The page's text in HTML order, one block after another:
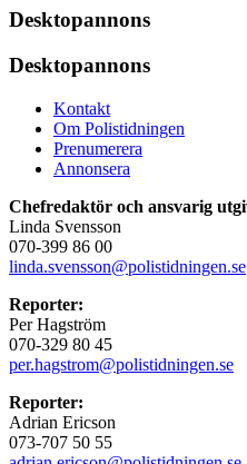
Desktopannons
Desktopannons
Kontakt
Om Polistidningen
Prenumerera
Annonsera
Chefredaktör och ansvarig
Linda Svensson
070-399 86 00
linda.svensson@polistidningen.se
Reporter:
Per Hagström
070-329 80 45
per.hagstrom@polistidningen.se
Reporter:
Adrian Ericson
073-707 50 55